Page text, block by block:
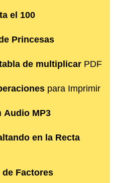
el 100
Princesas
de multiplicar PDF
para Imprimir
Audio MP3
en la Recta
de Factores